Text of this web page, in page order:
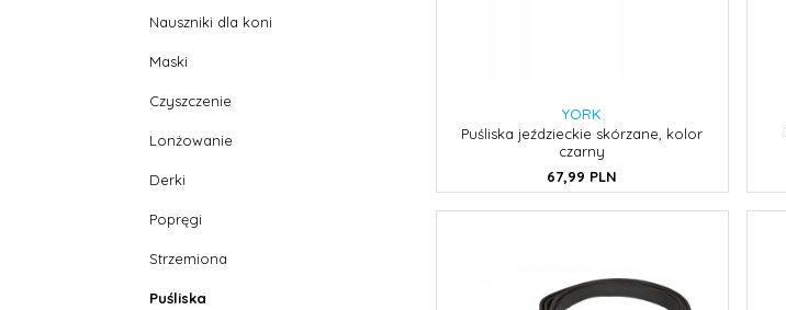
Nauszniki dla koni
Maski
Czyszczenie
Lonżowanie
Derki
Popręgi
Strzemiona
Puśliska
YORK
Puśliska jeździeckie skórzane, kolor
czarny
67,99 PLN